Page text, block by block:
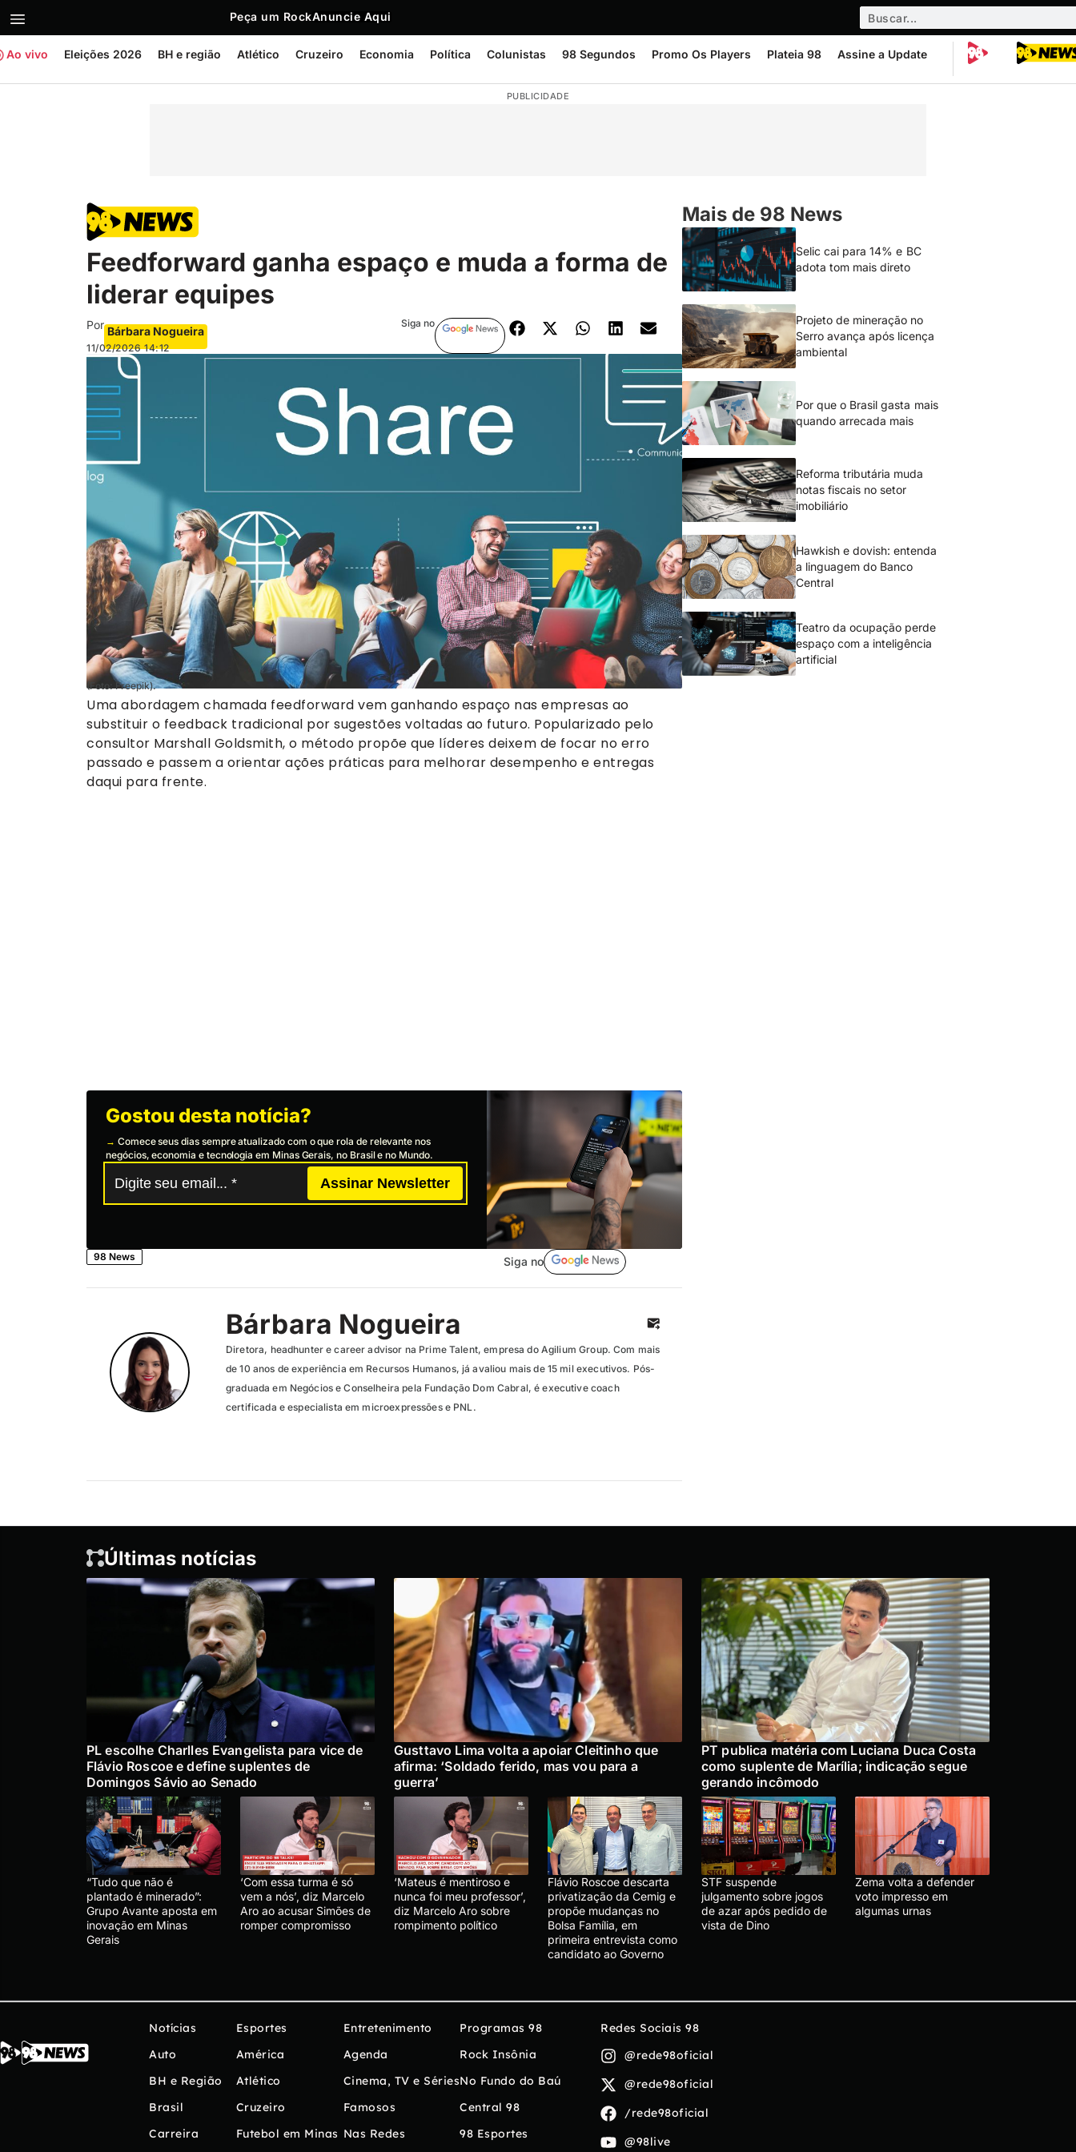
Peça um RockAnuncie Aqui
Ao vivo Eleições 2026 BH e região Atlético Cruzeiro Economia Política Colunistas 98 Segundos Promo Os Players Plateia 98 Assine a Update
PUBLICIDADE
Feedforward ganha espaço e muda a forma de
liderar equipes
Por Bárbara Nogueira
11/02/2026 14:12
Siga no
(Foto: Freepik).
Uma abordagem chamada feedforward vem ganhando espaço nas empresas ao
substituir o feedback tradicional por sugestões voltadas ao futuro. Popularizado pelo
consultor Marshall Goldsmith, o método propõe que líderes deixem de focar no erro
passado e passem a orientar ações práticas para melhorar desempenho e entregas
daqui para frente.
Gostou desta notícia?
→ Comece seus dias sempre atualizado com o que rola de relevante nos
negócios, economia e tecnologia em Minas Gerais, no Brasil e no Mundo.
Assinar Newsletter
98 News Siga no
Bárbara Nogueira
Diretora, headhunter e career advisor na Prime Talent, empresa do Agilium Group. Com mais
de 10 anos de experiência em Recursos Humanos, já avaliou mais de 15 mil executivos. Pós-
graduada em Negócios e Conselheira pela Fundação Dom Cabral, é executive coach
certificada e especialista em microexpressões e PNL.
Mais de 98 News
Selic cai para 14% e BC
adota tom mais direto
Projeto de mineração no
Serro avança após licença
ambiental
Por que o Brasil gasta mais
quando arrecada mais
Reforma tributária muda
notas fiscais no setor
imobiliário
Hawkish e dovish: entenda
a linguagem do Banco
Central
Teatro da ocupação perde
espaço com a inteligência
artificial
Últimas notícias
PL escolhe Charlles Evangelista para vice de
Flávio Roscoe e define suplentes de
Domingos Sávio ao Senado
Gusttavo Lima volta a apoiar Cleitinho que
afirma: ‘Soldado ferido, mas vou para a
guerra’
PT publica matéria com Luciana Duca Costa
como suplente de Marília; indicação segue
gerando incômodo
“Tudo que não é
plantado é minerado”:
Grupo Avante aposta em
inovação em Minas
Gerais
‘Com essa turma é só
vem a nós’, diz Marcelo
Aro ao acusar Simões de
romper compromisso
‘Mateus é mentiroso e
nunca foi meu professor’,
diz Marcelo Aro sobre
rompimento político
Flávio Roscoe descarta
privatização da Cemig e
propõe mudanças no
Bolsa Família, em
primeira entrevista como
candidato ao Governo
STF suspende
julgamento sobre jogos
de azar após pedido de
vista de Dino
Zema volta a defender
voto impresso em
algumas urnas
Notícias
Auto
BH e Região
Brasil
Carreira
Esportes
América
Atlético
Cruzeiro
Futebol em Minas
Entretenimento
Agenda
Cinema, TV e Séries
Famosos
Nas Redes
Programas 98
Rock Insônia
No Fundo do Baú
Central 98
98 Esportes
Redes Sociais 98
@rede98oficial
@rede98oficial
/rede98oficial
@98live